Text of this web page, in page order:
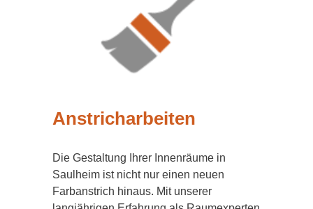
Anstricharbeiten
Die Gestaltung Ihrer Innenräume in
Saulheim ist nicht nur einen neuen
Farbanstrich hinaus. Mit unserer